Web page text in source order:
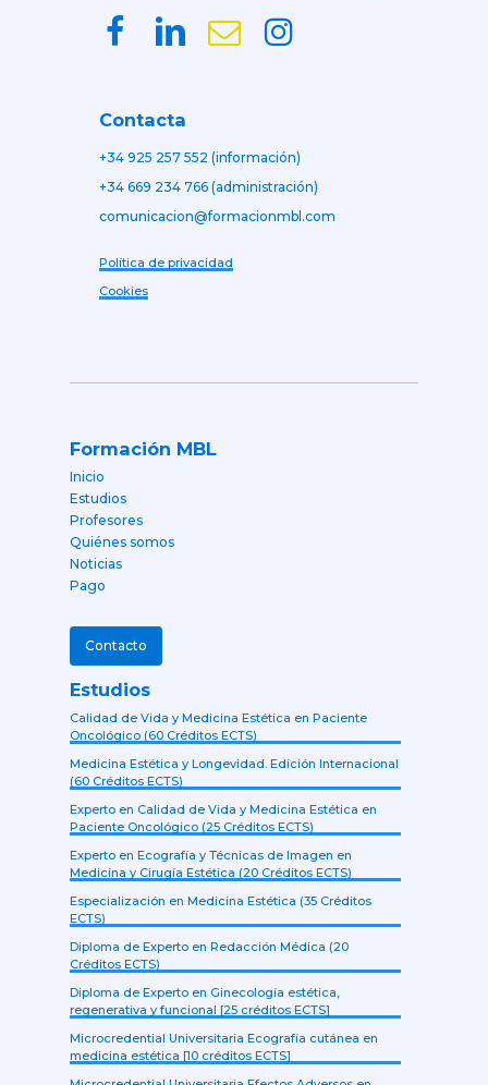
Contacta
+34 925 257 552 (información)
+34 669 234 766 (administración)
comunicacion@formacionmbl.com
Política de privacidad
Cookies
Formación MBL
Inicio
Estudios
Profesores
Quiénes somos
Noticias
Pago
Contacto
Estudios
Calidad de Vida y Medicina Estética en Paciente
Oncológico (60 Créditos ECTS)
Medicina Estética y Longevidad. Edición Internacional
(60 Créditos ECTS)
Experto en Calidad de Vida y Medicina Estética en
Paciente Oncológico (25 Créditos ECTS)
Experto en Ecografía y Técnicas de Imagen en
Medicina y Cirugía Estética (20 Créditos ECTS)
Especialización en Medicina Estética (35 Créditos
ECTS)
Diploma de Experto en Redacción Médica (20
Créditos ECTS)
Diploma de Experto en Ginecología estética,
regenerativa y funcional [25 créditos ECTS]
Microcredential Universitaria Ecografía cutánea en
medicina estética [10 créditos ECTS]